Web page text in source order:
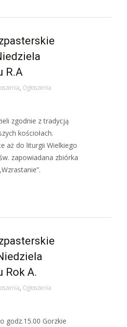
R.A
, Ogłoszenia
zgodnie z tradycją
kościołach.
aż do liturgii Wielkiego
zapowiadana zbiórka
Rok A.
, Ogłoszenia
Gorzkie